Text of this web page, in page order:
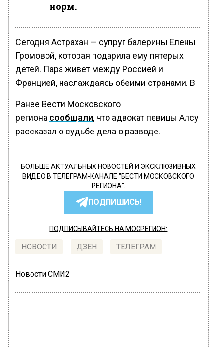
норм.
Сегодня Астрахан — супруг балерины Елены
Громовой, которая подарила ему пятерых
детей. Пара живет между Россией и
Францией, наслаждаясь обеими странами. В
Ранее Вести Московского
региона сообщали, что адвокат певицы Алсу
рассказал о судьбе дела о разводе.
БОЛЬШЕ АКТУАЛЬНЫХ НОВОСТЕЙ И ЭКСКЛЮЗИВНЫХ
ВИДЕО В ТЕЛЕГРАМ-КАНАЛЕ "ВЕСТИ МОСКОВСКОГО
РЕГИОНА".
ПОДПИШИСЬ!
ПОДПИСЫВАЙТЕСЬ НА МОСРЕГИОН:
НОВОСТИ ДЗЕН ТЕЛЕГРАМ
Новости СМИ2